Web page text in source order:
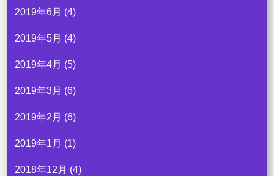
2019年6月 (4)
2019年5月 (4)
2019年4月 (5)
2019年3月 (6)
2019年2月 (6)
2019年1月 (1)
2018年12月 (4)